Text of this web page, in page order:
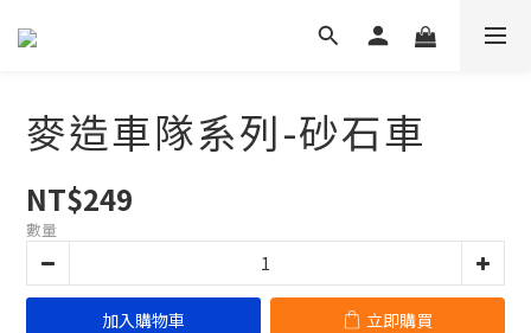
麥造車隊系列-砂石車
NT$249
數量
加入購物車 立即購買